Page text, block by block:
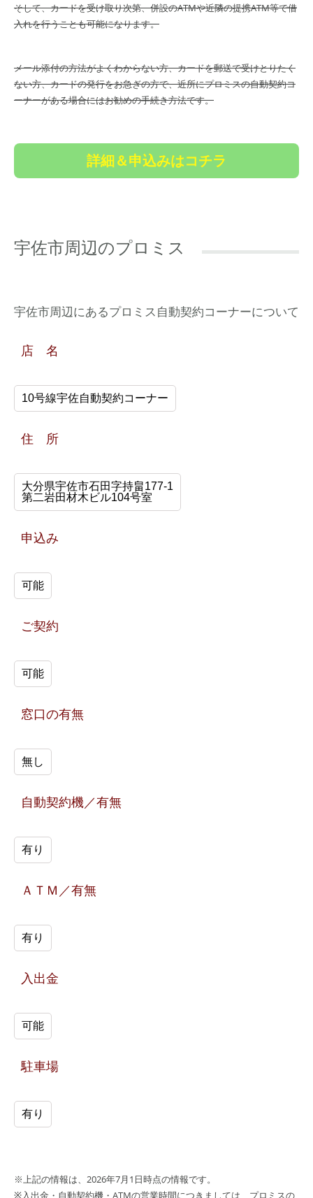
そして、カードを受け取り次第、併設のATMや近隣の提携ATM等で借
入れを行うことも可能になります。
メール添付の方法がよくわからない方、カードを郵送で受けとりたく
ない方、カードの発行をお急ぎの方で、近所にプロミスの自動契約コ
ーナーがある場合にはお勧めの手続き方法です。
詳細＆申込みはコチラ
宇佐市周辺のプロミス
宇佐市周辺にあるプロミス自動契約コーナーについて
店 名
10号線宇佐自動契約コーナー
住 所
大分県宇佐市石田字持畠177-1
第二岩田材木ビル104号室
申込み
可能
ご契約
可能
窓口の有無
無し
自動契約機／有無
有り
ＡＴＭ／有無
有り
入出金
可能
駐車場
有り
※上記の情報は、2026年7月1日時点の情報です。